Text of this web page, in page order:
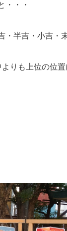
・・・
・半吉・小吉・
りも上位の位